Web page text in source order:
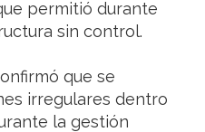
permitió durante
sin control.
que se
irregulares dentro
la gestión